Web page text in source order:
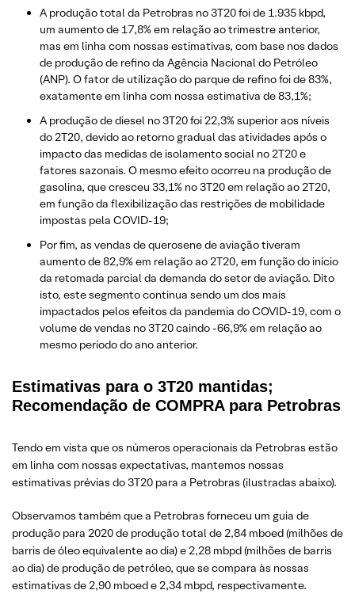
A produção total da Petrobras no 3T20 foi de 1.935 kbpd,
um aumento de 17,8% em relação ao trimestre anterior,
mas em linha com nossas estimativas, com base nos dados
de produção de refino da Agência Nacional do Petróleo
(ANP). O fator de utilização do parque de refino foi de 83%,
exatamente em linha com nossa estimativa de 83,1%;
A produção de diesel no 3T20 foi 22,3% superior aos níveis
do 2T20, devido ao retorno gradual das atividades após o
impacto das medidas de isolamento social no 2T20 e
fatores sazonais. O mesmo efeito ocorreu na produção de
gasolina, que cresceu 33,1% no 3T20 em relação ao 2T20,
em função da flexibilização das restrições de mobilidade
impostas pela COVID-19;
Por fim, as vendas de querosene de aviação tiveram
aumento de 82,9% em relação ao 2T20, em função do início
da retomada parcial da demanda do setor de aviação. Dito
isto, este segmento continua sendo um dos mais
impactados pelos efeitos da pandemia do COVID-19, com o
volume de vendas no 3T20 caindo -66,9% em relação ao
mesmo período do ano anterior.
Estimativas para o 3T20 mantidas;
Recomendação de COMPRA para Petrobras
Tendo em vista que os números operacionais da Petrobras estão
em linha com nossas expectativas, mantemos nossas
estimativas prévias do 3T20 para a Petrobras (ilustradas abaixo).
Observamos também que a Petrobras forneceu um guia de
produção para 2020 de produção total de 2,84 mboed (milhões de
barris de óleo equivalente ao dia) e 2,28 mbpd (milhões de barris
ao dia) de produção de petróleo, que se compara às nossas
estimativas de 2,90 mboed e 2,34 mbpd, respectivamente.